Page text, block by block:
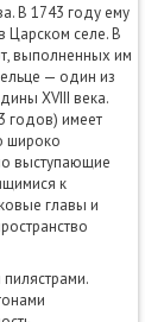
В 1743 году ему
Царском селе. В
выполненных им
— один из
XVIII века.
годов) имеет
широко
выступающие
к
главы и